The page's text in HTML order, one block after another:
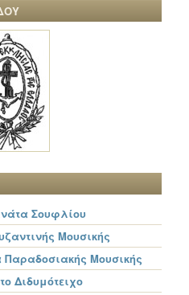
Σουφλίου
Μουσικής
Παραδοσιακής Μουσικής
Διδυμότειχο